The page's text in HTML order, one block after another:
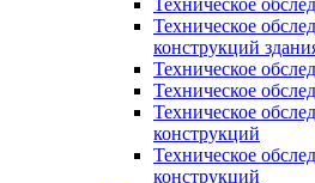
Техническое
Техническое
конструкций
Техническое
Техническое
Техническое
конструкций
Техническое
конструкций